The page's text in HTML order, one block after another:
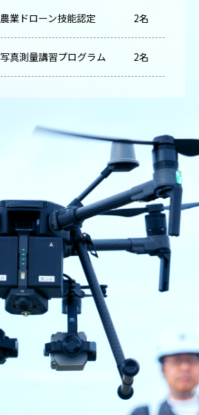
農業ドローン技能認定 2名
写真測量講習プログラム 2名